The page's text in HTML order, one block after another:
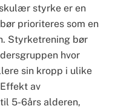
styrke er en
prioriteres som en
Styrketrening bør
hvor
sin kropp i ulike
av
5-6års alderen,